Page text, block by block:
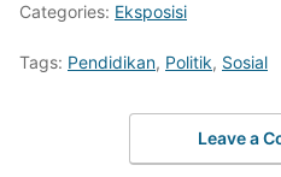
Categories: Eksposisi
Tags: Pendidikan, Politik, Sosial
Leave a